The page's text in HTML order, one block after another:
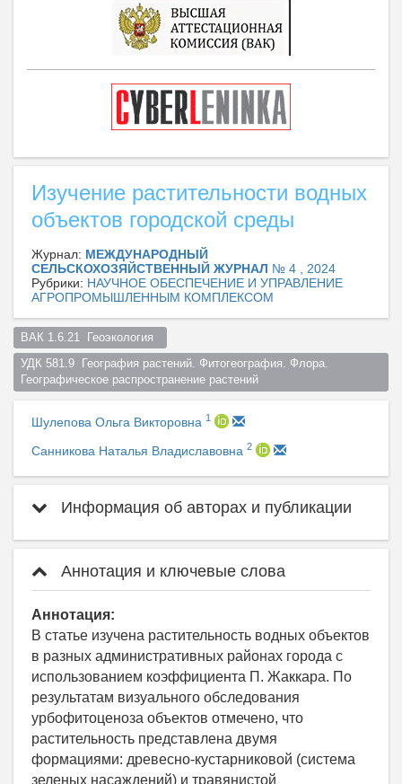
Изучение растительности водных
объектов городской среды
Журнал: МЕЖДУНАРОДНЫЙ
СЕЛЬСКОХОЗЯЙСТВЕННЫЙ ЖУРНАЛ № 4 , 2024
Рубрики: НАУЧНОЕ ОБЕСПЕЧЕНИЕ И УПРАВЛЕНИЕ
АГРОПРОМЫШЛЕННЫМ КОМПЛЕКСОМ
ВАК 1.6.21  Геоэкология
УДК 581.9  География растений. Фитогеография. Флора.
Географическое распространение растений
Шулепова Ольга Викторовна 1
Санникова Наталья Владиславовна 2
Информация об авторах и публикации
Аннотация и ключевые слова
Аннотация:
В статье изучена растительность водных объектов
в разных административных районах города с
использованием коэффициента П. Жаккара. По
результатам визуального обследования
урбофитоценоза объектов отмечено, что
растительность представлена двумя
формациями: древесно-кустарниковой (система
зеленых насаждений) и травянистой